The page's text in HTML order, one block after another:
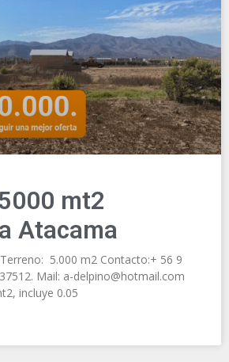
mt2
Atacama
5.000 m2 Contacto:+ 56 9
Mail: a-delpino@hotmail.com
incluye 0.05